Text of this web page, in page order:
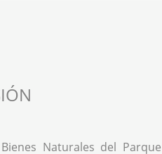
Naturales del Parque